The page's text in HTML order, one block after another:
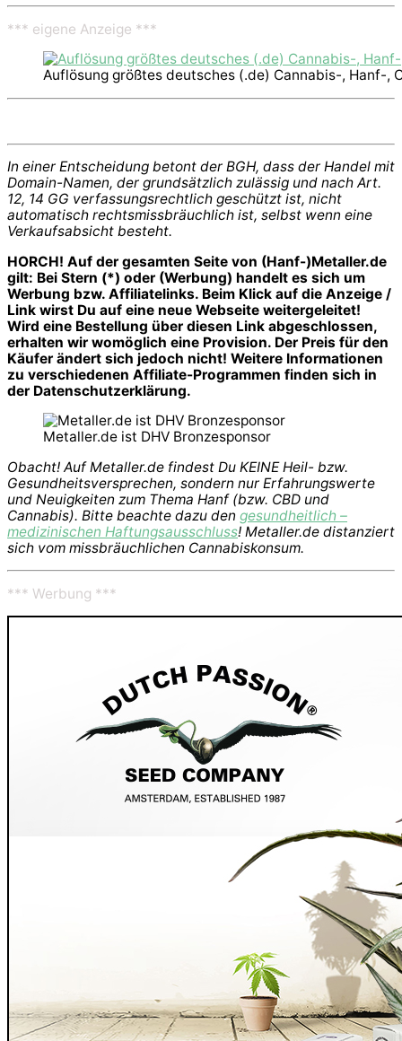
*** eigene Anzeige ***
Auflösung größtes deutsches (.de) Cannabis-, Hanf-,
In einer Entscheidung betont der BGH, dass der Handel mit
Domain-Namen, der grundsätzlich zulässig und nach Art.
12, 14 GG verfassungsrechtlich geschützt ist, nicht
automatisch rechtsmissbräuchlich ist, selbst wenn eine
Verkaufsabsicht besteht.
HORCH! Auf der gesamten Seite von (Hanf-)Metaller.de
gilt: Bei Stern (*) oder (Werbung) handelt es sich um
Werbung bzw. Affiliatelinks. Beim Klick auf die Anzeige /
Link wirst Du auf eine neue Webseite weitergeleitet!
Wird eine Bestellung über diesen Link abgeschlossen,
erhalten wir womöglich eine Provision. Der Preis für den
Käufer ändert sich jedoch nicht! Weitere Informationen
zu verschiedenen Affiliate-Programmen finden sich in
der Datenschutzerklärung.
Metaller.de ist DHV Bronzesponsor
Obacht! Auf Metaller.de findest Du KEINE Heil- bzw.
Gesundheitsversprechen, sondern nur Erfahrungswerte
und Neuigkeiten zum Thema Hanf (bzw. CBD und
Cannabis). Bitte beachte dazu den gesundheitlich –
medizinischen Haftungsausschluss! Metaller.de distanziert
sich vom missbräuchlichen Cannabiskonsum.
*** Werbung ***